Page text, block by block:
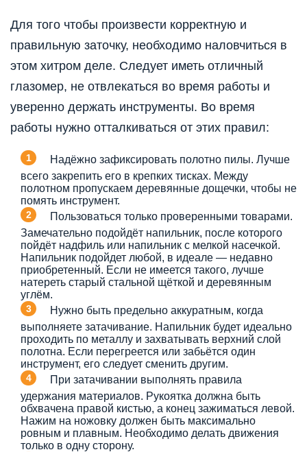
Для того чтобы произвести корректную и
правильную заточку, необходимо наловчиться в
этом хитром деле. Следует иметь отличный
глазомер, не отвлекаться во время работы и
уверенно держать инструменты. Во время
работы нужно отталкиваться от этих правил:
Надёжно зафиксировать полотно пилы. Лучше
всего закрепить его в крепких тисках. Между
полотном пропускаем деревянные дощечки, чтобы не
помять инструмент.
Пользоваться только проверенными товарами.
Замечательно подойдёт напильник, после которого
пойдёт надфиль или напильник с мелкой насечкой.
Напильник подойдет любой, в идеале — недавно
приобретенный. Если не имеется такого, лучше
натереть старый стальной щёткой и деревянным
углём.
Нужно быть предельно аккуратным, когда
выполняете затачивание. Напильник будет идеально
проходить по металлу и захватывать верхний слой
полотна. Если перегреется или забьётся один
инструмент, его следует сменить другим.
При затачивании выполнять правила
удержания материалов. Рукоятка должна быть
обхвачена правой кистью, а конец зажиматься левой.
Нажим на ножовку должен быть максимально
ровным и плавным. Необходимо делать движения
только в одну сторону.